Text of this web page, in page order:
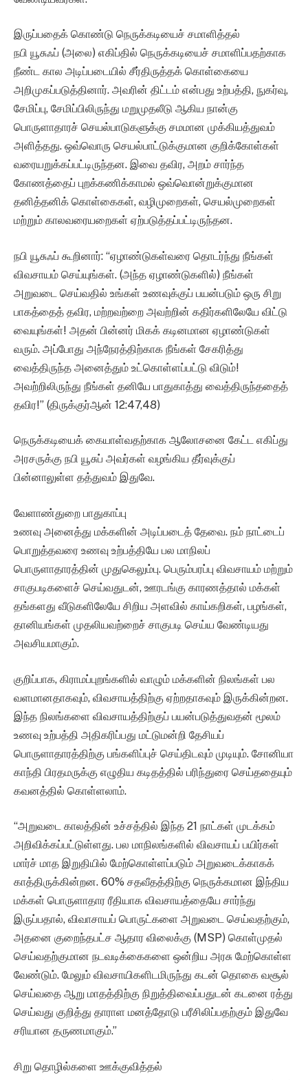
இருப்பதைக் கொண்டு நெருக்கடியைச் சமாளித்தல்
நபி யூசுஃப் (அலை) எகிப்தில் நெருக்கடியைச் சமாளிப்பதற்காக
நீண்ட கால அடிப்படையில் சீர்திருத்தக் கொள்கையை
அறிமுகப்படுத்தினார். அவரின் திட்டம் என்பது உற்பத்தி, நுகர்வு,
சேமிப்பு, சேமிப்பிலிருந்து மறுமுதலீடு ஆகிய நான்கு
பொருளாதாரச் செயல்பாடுகளுக்கு சமமான முக்கியத்துவம்
அளித்தது. ஒவ்வொரு செயல்பாட்டுக்குமான குறிக்கோள்கள்
வரையறுக்கப்பட்டிருந்தன. இவை தவிர, அறம் சார்ந்த
கோணத்தைப் புறக்கணிக்காமல் ஒவ்வொன்றுக்குமான
தனித்தனிக் கொள்கைகள், வழிமுறைகள், செயல்முறைகள்
மற்றும் காலவரையறைகள் ஏற்படுத்தப்பட்டிருந்தன.
நபி யூசுஃப் கூறினார்: “ஏழாண்டுகள்வரை தொடர்ந்து நீங்கள்
விவசாயம் செய்யுங்கள். (அந்த ஏழாண்டுகளில்) நீங்கள்
அறுவடை செய்வதில் உங்கள் உணவுக்குப் பயன்படும் ஒரு சிறு
பாகத்தைத் தவிர, மற்றவற்றை அவற்றின் கதிர்களிலேயே விட்டு
வையுங்கள்! அதன் பின்னர் மிகக் கடினமான ஏழாண்டுகள்
வரும். அப்போது அந்நேரத்திற்காக நீங்கள் சேகரித்து
வைத்திருந்த அனைத்தும் உட்கொள்ளப்பட்டு விடும்!
அவற்றிலிருந்து நீங்கள் தனியே பாதுகாத்து வைத்திருந்ததைத்
தவிர!” (திருக்குர்ஆன் 12:47,48)
நெருக்கடியைக் கையாள்வதற்காக ஆலோசனை கேட்ட எகிப்து
அரசருக்கு நபி யூசுப் அவர்கள் வழங்கிய தீர்வுக்குப்
பின்னாலுள்ள தத்துவம் இதுவே.
வேளாண்துறை பாதுகாப்பு
உணவு அனைத்து மக்களின் அடிப்படைத் தேவை. நம் நாட்டைப்
பொறுத்தவரை உணவு உற்பத்தியே பல மாநிலப்
பொருளாதாரத்தின் முதுகெலும்பு. பெரும்பரப்பு விவசாயம் மற்றும்
சாகுபடிகளைச் செய்வதுடன், ஊரடங்கு காரணத்தால் மக்கள்
தங்களது வீடுகளிலேயே சிறிய அளவில் காய்கறிகள், பழங்கள்,
தானியங்கள் முதலியவற்றைச் சாகுபடி செய்ய வேண்டியது
அவசியமாகும்.
குறிப்பாக, கிராமப்புறங்களில் வாழும் மக்களின் நிலங்கள் பல
வளமானதாகவும், விவசாயத்திற்கு ஏற்றதாகவும் இருக்கின்றன.
இந்த நிலங்களை விவசாயத்திற்குப் பயன்படுத்துவதன் மூலம்
உணவு உற்பத்தி அதிகரிப்பது மட்டுமன்றி தேசியப்
பொருளாதாரத்திற்கு பங்களிப்புச் செய்திடவும் முடியும். சோனியா
காந்தி பிரதமருக்கு எழுதிய கடிதத்தில் பரிந்துரை செய்ததையும்
கவனத்தில் கொள்ளலாம்.
“அறுவடை காலத்தின் உச்சத்தில் இந்த 21 நாட்கள் முடக்கம்
அறிவிக்கப்பட்டுள்ளது. பல மாநிலங்களில் விவசாயப் பயிர்கள்
மார்ச் மாத இறுதியில் மேற்கொள்ளப்படும் அறுவடைக்காகக்
காத்திருக்கின்றன. 60% சதவீதத்திற்கு நெருக்கமான இந்திய
மக்கள் பொருளாதார ரீதியாக விவசாயத்தையே சார்ந்து
இருப்பதால், விவாசாயப் பொருட்களை அறுவடை செய்வதற்கும்,
அதனை குறைந்தபட்ச ஆதார விலைக்கு (MSP) கொள்முதல்
செய்வதற்குமான நடவடிக்கைகளை ஒன்றிய அரசு மேற்கொள்ள
வேண்டும். மேலும் விவசாயிகளிடமிருந்து கடன் தொகை வசூல்
செய்வதை ஆறு மாதத்திற்கு நிறுத்திவைப்பதுடன் கடனை ரத்து
செய்வது குறித்து தாராள மனத்தோடு பரீசிலிப்பதற்கும் இதுவே
சரியான தருணமாகும்.”
சிறு தொழில்களை ஊக்குவித்தல்